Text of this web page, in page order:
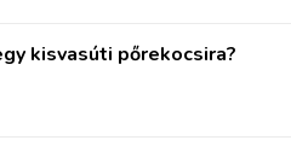
kisvasúti pőrekocsira?